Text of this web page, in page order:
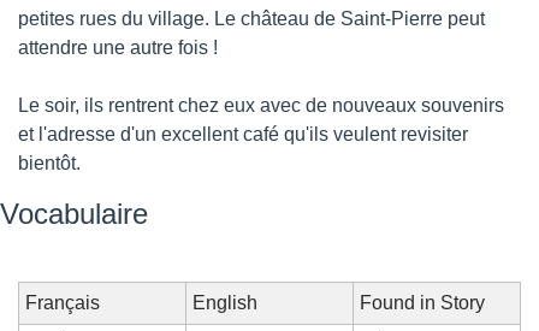
petites rues du village. Le château de Saint-Pierre peut
attendre une autre fois !
Le soir, ils rentrent chez eux avec de nouveaux souvenirs
et l'adresse d'un excellent café qu'ils veulent revisiter
bientôt.
Vocabulaire
Français English Found in Story